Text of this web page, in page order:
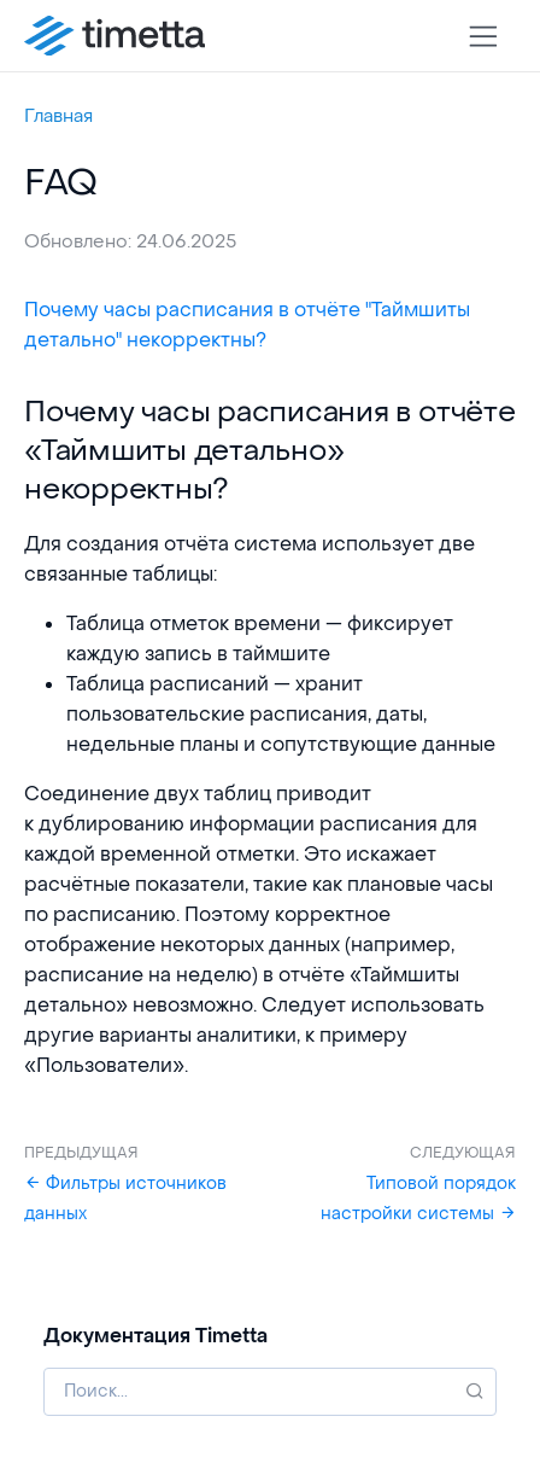
Документация Timetta
Главная
FAQ
Обновлено: 24.06.2025
Почему часы расписания в отчёте "Таймшиты
детально" некорректны?
Почему часы расписания в отчёте «Таймшиты
Почему часы расписания в отчёте
«Таймшиты детально»
некорректны?
Для создания отчёта система использует две
связанные таблицы:
Таблица отметок времени — фиксирует
каждую запись в таймшите
Таблица расписаний — хранит
пользовательские расписания, даты,
недельные планы и сопутствующие данные
Соединение двух таблиц приводит
к дублированию информации расписания для
каждой временной отметки. Это искажает
расчётные показатели, такие как плановые часы
по расписанию. Поэтому корректное
отображение некоторых данных (например,
расписание на неделю) в отчёте «Таймшиты
детально» невозможно. Следует использовать
другие варианты аналитики, к примеру
«Пользователи».
ПРЕДЫДУЩАЯ
Фильтры источников
данных
СЛЕДУЮЩАЯ
Типовой порядок
настройки системы